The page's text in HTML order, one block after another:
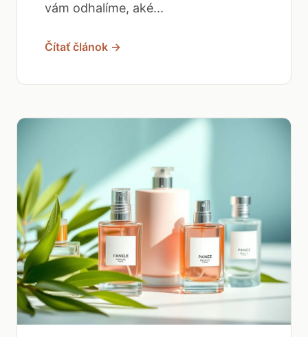
vám odhalíme, aké...
Čítať článok →